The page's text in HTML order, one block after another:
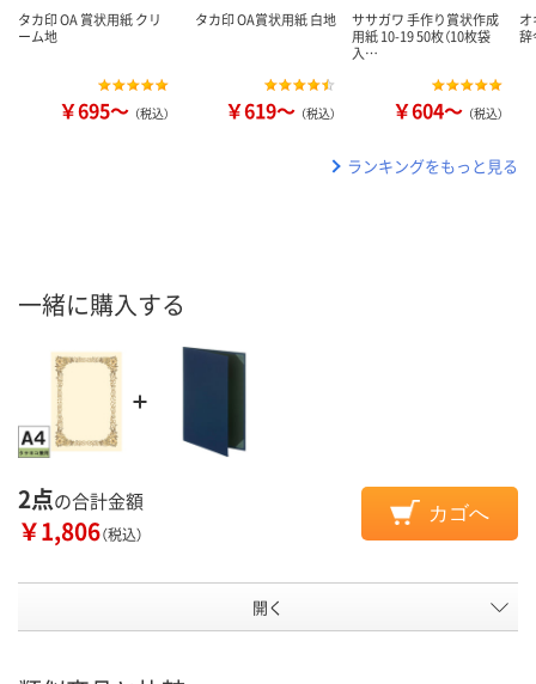
タカ印 OA 賞状用紙 クリ
ーム地
￥695～ （税込）
タカ印 OA賞状用紙 白地
￥619～ （税込）
ササガワ 手作り賞状作成
用紙 10-19 50枚（10枚袋
入…
￥604～ （税込）
辞
ランキングをもっと見る
一緒に購入する
2点の合計金額
￥1,806（税込）
カゴへ
開く